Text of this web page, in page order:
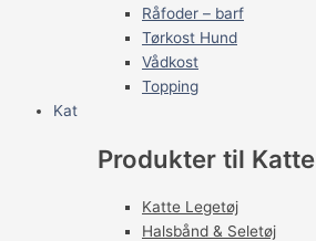
Råfoder – barf
Tørkost Hund
Vådkost
Topping
Kat
Produkter til Katte
Katte Legetøj
Halsbånd & Seletøj